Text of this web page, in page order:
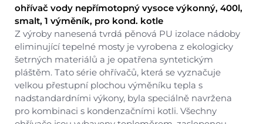
ohřívač vody nepřímotopný vysoce výkonný, 400l,
smalt, 1 výměník, pro kond. kotle
Z výroby nanesená tvrdá pěnová PU izolace nádoby
eliminující tepelné mosty je vyrobena z ekologicky
šetrných materiálů a je opatřena syntetickým
pláštěm. Tato série ohřívačů, která se vyznačuje
velkou přestupní plochou výměníku tepla s
nadstandardními výkony, byla speciálně navržena
pro kombinaci s kondenzačními kotli. Všechny